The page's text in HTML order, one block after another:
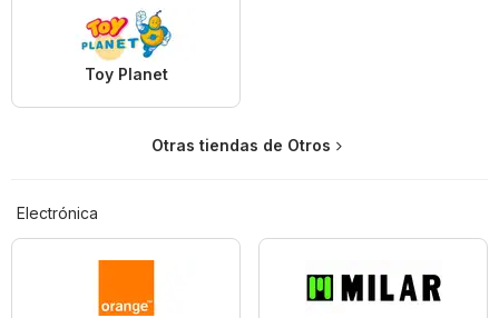
Toy Planet
Otras tiendas de Otros
Electrónica